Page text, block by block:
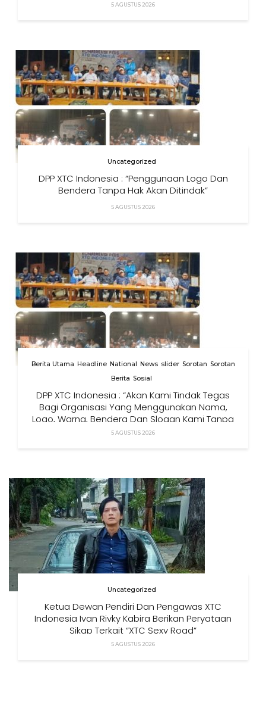
5 AGUSTUS 2026
Uncategorized
DPP XTC Indonesia : “Penggunaan Logo Dan
Bendera Tanpa Hak Akan Ditindak”
5 AGUSTUS 2026
Berita Utama Headline National News slider Sorotan Sorotan
Berita Sosial
DPP XTC Indonesia : “Akan Kami Tindak Tegas
Bagi Organisasi Yang Menggunakan Nama,
Logo, Warna, Bendera Dan Slogan Kami Tanpa
Izin”
5 AGUSTUS 2026
Uncategorized
Ketua Dewan Pendiri Dan Pengawas XTC
Indonesia Ivan Rivky Kabira Berikan Peryataan
Sikap Terkait “XTC Sexy Road”
5 AGUSTUS 2026